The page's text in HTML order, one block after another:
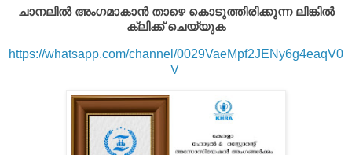
ചാനലിൽ അംഗമാകാൻ താഴെ കൊടുത്തിരിക്കുന്ന ലിങ്കിൽ
ക്ലിക്ക് ചെയ്യുക
https://whatsapp.com/channel/0029VaeMpf2JENy6g4eaqV0
V